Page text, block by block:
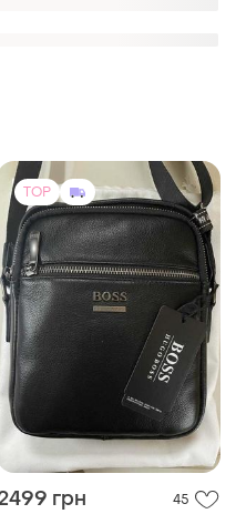
чоловіча стильна шкіряна
сумка з натуральної шкіри
сумка на подарунок через
плече hu
(3)
TOP